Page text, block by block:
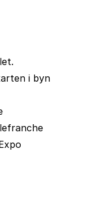
och
utan
som
maratonloppet
sträckor,
löparfest.
firande
i byn